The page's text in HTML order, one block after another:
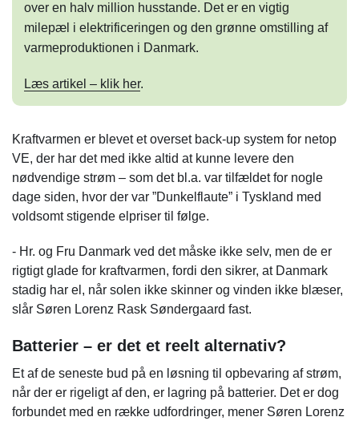
over en halv million husstande. Det er en vigtig
milepæl i elektrificeringen og den grønne omstilling af
varmeproduktionen i Danmark.
Læs artikel – klik her.
Kraftvarmen er blevet et overset back-up system for netop
VE, der har det med ikke altid at kunne levere den
nødvendige strøm – som det bl.a. var tilfældet for nogle
dage siden, hvor der var ”Dunkelflaute” i Tyskland med
voldsomt stigende elpriser til følge.
- Hr. og Fru Danmark ved det måske ikke selv, men de er
rigtigt glade for kraftvarmen, fordi den sikrer, at Danmark
stadig har el, når solen ikke skinner og vinden ikke blæser,
slår Søren Lorenz Rask Søndergaard fast.
Batterier – er det et reelt alternativ?
Et af de seneste bud på en løsning til opbevaring af strøm,
når der er rigeligt af den, er lagring på batterier. Det er dog
forbundet med en række udfordringer, mener Søren Lorenz